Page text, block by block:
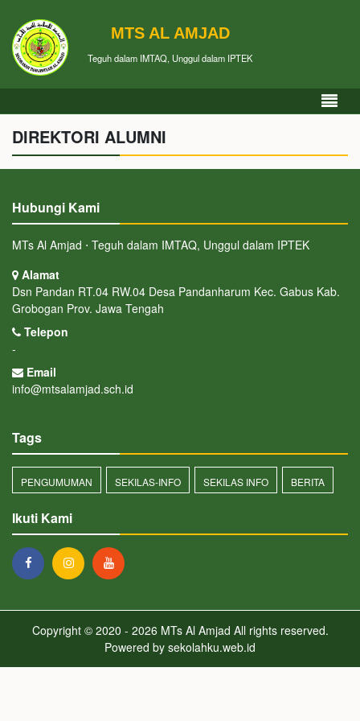
MTS AL AMJAD
Teguh dalam IMTAQ, Unggul dalam IPTEK
DIREKTORI ALUMNI
Hubungi Kami
MTs Al Amjad ⋅ Teguh dalam IMTAQ, Unggul dalam IPTEK
Alamat
Dsn Pandan RT.04 RW.04 Desa Pandanharum Kec. Gabus Kab.
Grobogan Prov. Jawa Tengah
Telepon
-
Email
info@mtsalamjad.sch.id
Tags
PENGUMUMAN SEKILAS-INFO SEKILAS INFO BERITA
Ikuti Kami
Copyright © 2020 - 2026 MTs Al Amjad All rights reserved.
Powered by sekolahku.web.id